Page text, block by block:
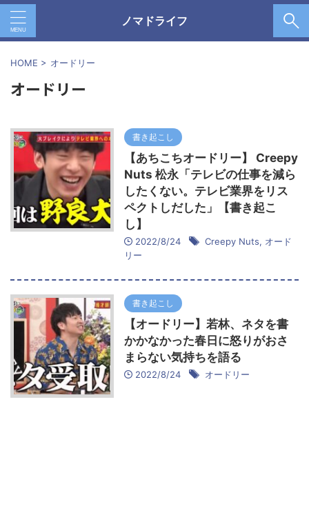
ノマドライフ
HOME > オードリー
オードリー
書き起こし
【あちこちオードリー】 Creepy
Nuts 松永「テレビの仕事を減ら
したくない。テレビ業界をリス
ペクトしだした」【書き起こ
し】
2022/8/24 Creepy Nuts, オード
リー
書き起こし
【オードリー】若林、ネタを書
かかなかった春日に怒りがおさ
まらない気持ちを語る
2022/8/24 オードリー